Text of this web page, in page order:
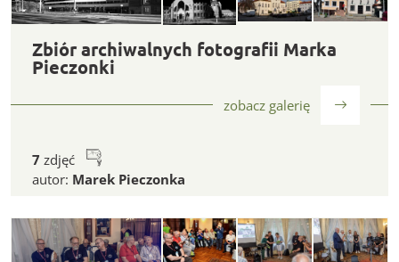
Zbiór archiwalnych fotografii Marka
Pieczonki
7 zdjęć
autor: Marek Pieczonka
zobacz galerię